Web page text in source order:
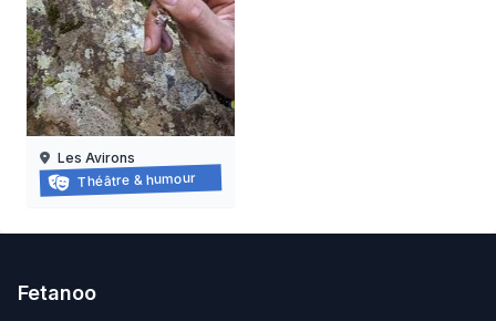
Balade-spectacle au tévelave
27/06/2026 au
Les Avirons
Théâtre & humour
Fetanoo